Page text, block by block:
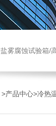
盐雾腐蚀试验箱/
>产品中心>冷热